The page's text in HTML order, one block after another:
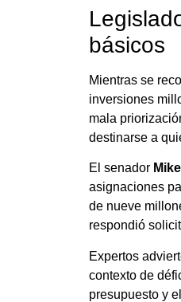
básicos
Mientras se
inversiones
mala
destinarse a
El senador
asignaciones
de nueve
respondió
Expertos
contexto de
presupuesto y